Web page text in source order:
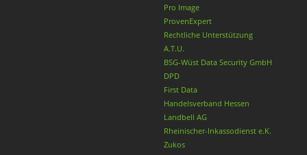
Pro Image
ProvenExpert
Rechtliche Unterstützung
A.T.U.
BSG-Wüst Data Security GmbH
DPD
First Data
Handelsverband Hessen
Landbell AG
Rheinischer-Inkassodienst e.K.
Zukos